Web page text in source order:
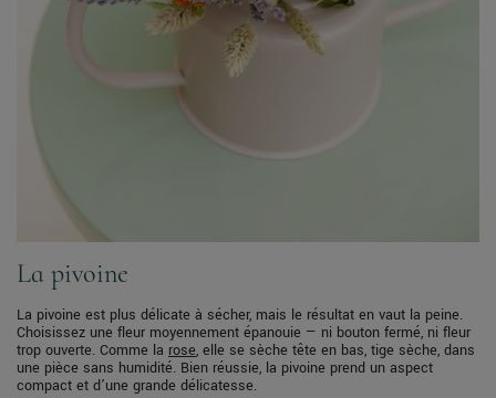
La pivoine
La pivoine est plus délicate à sécher, mais le résultat en vaut la peine.
Choisissez une fleur moyennement épanouie — ni bouton fermé, ni fleur
trop ouverte. Comme la rose, elle se sèche tête en bas, tige sèche, dans
une pièce sans humidité. Bien réussie, la pivoine prend un aspect
compact et d’une grande délicatesse.